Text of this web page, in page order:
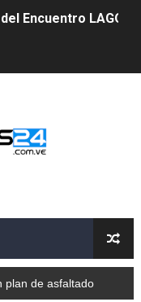
Encuentro LAGO
a más de 993
de cara a
mesa de trabajo con
plan de asfaltado